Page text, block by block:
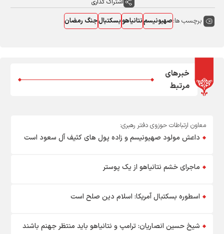
برچسب ها:صهیونیسمنتانیاهوبسکتبالجنگ رمضان
خبرهای
مرتبط
معاون ارتباطات حوزوی دفتر رهبری:
داعش مولود صهیونیسم و زاده پول های کثیف آل سعود است
ماجرای خشم نتانیاهو از یک پوستر
اسطوره بسکتبال آمریکا: اسلام دین صلح است
شیخ حسین انصاریان: ترامپ و نتانیاهو باید منتظر جهنم باشند